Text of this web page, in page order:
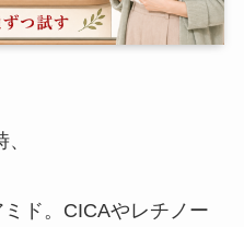
ド。CICAやレチノー